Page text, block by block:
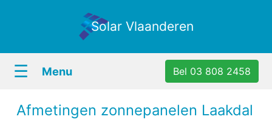
Solar Vlaanderen
☰ Menu Bel 03 808 2458
Afmetingen zonnepanelen Laakdal